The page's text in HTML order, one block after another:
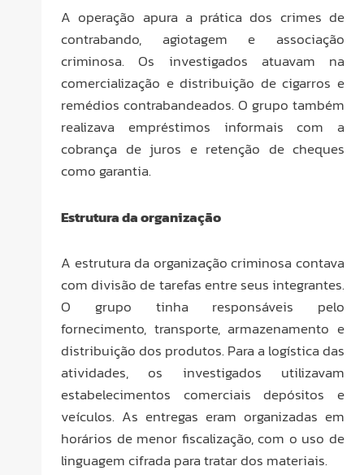
A operação apura a prática dos crimes de
contrabando, agiotagem e associação
criminosa. Os investigados atuavam na
comercialização e distribuição de cigarros e
remédios contrabandeados. O grupo também
realizava empréstimos informais com a
cobrança de juros e retenção de cheques
como garantia.
Estrutura da organização
A estrutura da organização criminosa contava
com divisão de tarefas entre seus integrantes.
O grupo tinha responsáveis pelo
fornecimento, transporte, armazenamento e
distribuição dos produtos. Para a logística das
atividades, os investigados utilizavam
estabelecimentos comerciais depósitos e
veículos. As entregas eram organizadas em
horários de menor fiscalização, com o uso de
linguagem cifrada para tratar dos materiais.